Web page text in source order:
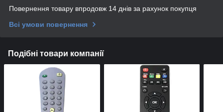
Повернення товару впродовж 14 днів за рахунок покупця
Всі умови повернення
Подібні товари компанії